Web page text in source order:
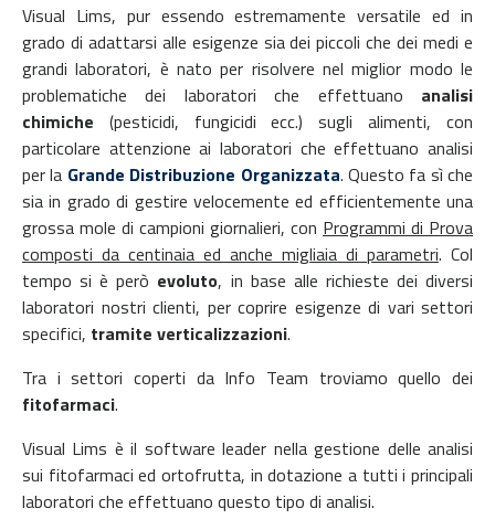
Visual Lims, pur essendo estremamente versatile ed in
grado di adattarsi alle esigenze sia dei piccoli che dei medi e
grandi laboratori, è nato per risolvere nel miglior modo le
problematiche dei laboratori che effettuano analisi
chimiche (pesticidi, fungicidi ecc.) sugli alimenti, con
particolare attenzione ai laboratori che effettuano analisi
per la Grande Distribuzione Organizzata. Questo fa sì che
sia in grado di gestire velocemente ed efficientemente una
grossa mole di campioni giornalieri, con Programmi di Prova
composti da centinaia ed anche migliaia di parametri. Col
tempo si è però evoluto, in base alle richieste dei diversi
laboratori nostri clienti, per coprire esigenze di vari settori
specifici, tramite verticalizzazioni.
Tra i settori coperti da Info Team troviamo quello dei
fitofarmaci.
Visual Lims è il software leader nella gestione delle analisi
sui fitofarmaci ed ortofrutta, in dotazione a tutti i principali
laboratori che effettuano questo tipo di analisi.